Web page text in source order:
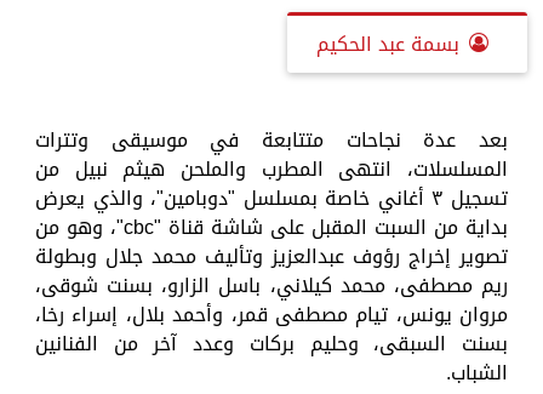
بسمة عبد الحكيم
بعد عدة نجاحات متتابعة في موسيقى وتترات
المسلسلات، انتهى المطرب والملحن هيثم نبيل من
تسجيل ٣ أغاني خاصة بمسلسل "دوبامين"، والذي يعرض
بداية من السبت المقبل على شاشة قناة "cbc"، وهو من
تصوير إخراج رؤوف عبدالعزيز وتأليف محمد جلال وبطولة
ريم مصطفى، محمد كيلاني، باسل الزارو، بسنت شوقى،
مروان يونس، تيام مصطفى قمر، وأحمد بلال، إسراء رخا،
بسنت السبقى، وحليم بركات وعدد آخر من الفنانين
الشباب.